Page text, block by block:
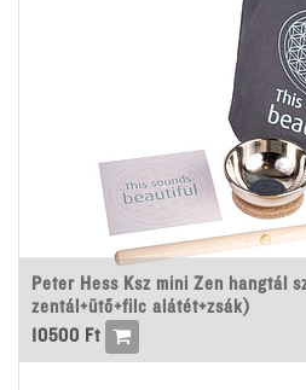
Peter Hess Ksz mini Zen hangtál
zentál+ütő+filc alátét+zsák)
10500 Ft